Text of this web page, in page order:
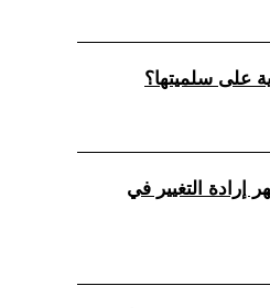
إرادة التغيير في